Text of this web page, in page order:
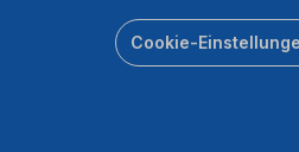
Cookie-